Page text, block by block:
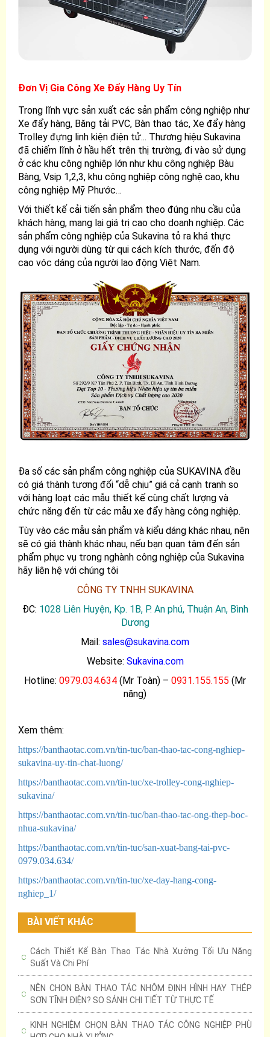
Đơn Vị Gia Công Xe Đẩy Hàng Uy Tín
Trong lĩnh vực sản xuất các sản phẩm công nghiệp như
Xe đẩy hàng, Băng tải PVC, Bàn thao tác, Xe đẩy hàng
Trolley đựng linh kiện điện tử... Thương hiệu Sukavina
đã chiếm lĩnh ở hầu hết trên thị trường, đi vào sử dụng
ở các khu công nghiệp lớn như khu công nghiệp Bàu
Bàng, Vsip 1,2,3, khu công nghiệp công nghệ cao, khu
công nghiệp Mỹ Phước…
Với thiết kế cải tiến sản phẩm theo đúng nhu cầu của
khách hàng, mang lại giá trị cao cho doanh nghiệp. Các
sản phẩm công nghiệp của Sukavina tỏ ra khá thực
dụng với người dùng từ qui cách kích thước, đến độ
cao vóc dáng của người lao động Việt Nam.
Đa số các sản phẩm công nghiệp của SUKAVINA đều
có giá thành tương đối “dễ chịu” giá cả cạnh tranh so
với hàng loạt các mẫu thiết kế cùng chất lượng và
chức năng đến từ các mẫu xe đẩy hàng công nghiệp.
Tùy vào các mẫu sản phẩm và kiểu dáng khác nhau, nên
sẽ có giá thành khác nhau, nếu bạn quan tâm đến sản
phẩm phục vụ trong nghành công nghiệp của Sukavina
hãy liên hệ với chúng tôi
CÔNG TY TNHH SUKAVINA
ĐC: 1028 Liên Huyện, Kp. 1B, P. An phú, Thuận An, Bình
Dương
Mail: sales@sukavina.com
Website: Sukavina.com
Hotline: 0979.034.634 (Mr Toàn) – 0931.155.155 (Mr
năng)
Xem thêm:
https://banthaotac.com.vn/tin-tuc/ban-thao-tac-cong-nghiep-
sukavina-uy-tin-chat-luong/
https://banthaotac.com.vn/tin-tuc/xe-trolley-cong-nghiep-
sukavina/
https://banthaotac.com.vn/tin-tuc/ban-thao-tac-ong-thep-boc-
nhua-sukavina/
https://banthaotac.com.vn/tin-tuc/san-xuat-bang-tai-pvc-
0979.034.634/
https://banthaotac.com.vn/tin-tuc/xe-day-hang-cong-
nghiep_1/
BÀI VIẾT KHÁC
Cách Thiết Kế Bàn Thao Tác Nhà Xưởng Tối Ưu Năng
Suất Và Chi Phí
NÊN CHỌN BÀN THAO TÁC NHÔM ĐỊNH HÌNH HAY THÉP
SƠN TĨNH ĐIỆN? SO SÁNH CHI TIẾT TỪ THỰC TẾ
KINH NGHIỆM CHỌN BÀN THAO TÁC CÔNG NGHIỆP PHÙ